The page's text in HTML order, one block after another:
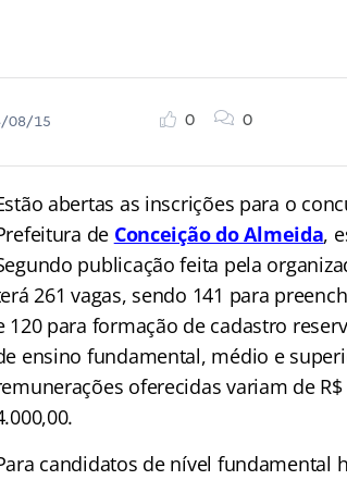
08/15
0 0
abertas as inscrições para o
de Conceição do Almeida,
publicação feita pela
261 vagas, sendo 141 para
120 para formação de cadastro
ensino fundamental, médio e
oferecidas variam de R$
candidatos de nível fundamental